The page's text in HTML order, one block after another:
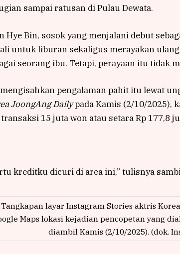
sampai ratusan di Pulau Dewata.
Hye Bin, sosok yang menjalani debut
untuk liburan sekaligus merayakan
seorang ibu. Tetapi, perayaan itu tidak
pengalaman pahit itu lewat
JoongAng Dailypada Kamis (2/10/2025),
transaksi 15 juta won atau setara Rp 177,8
kreditku dicuri di area ini,” tulisnya
Tangkapan layar Instagram Stories aktris
Maps lokasi kejadian pencopetan yang
diambil Kamis (2/10/2025). (dok.